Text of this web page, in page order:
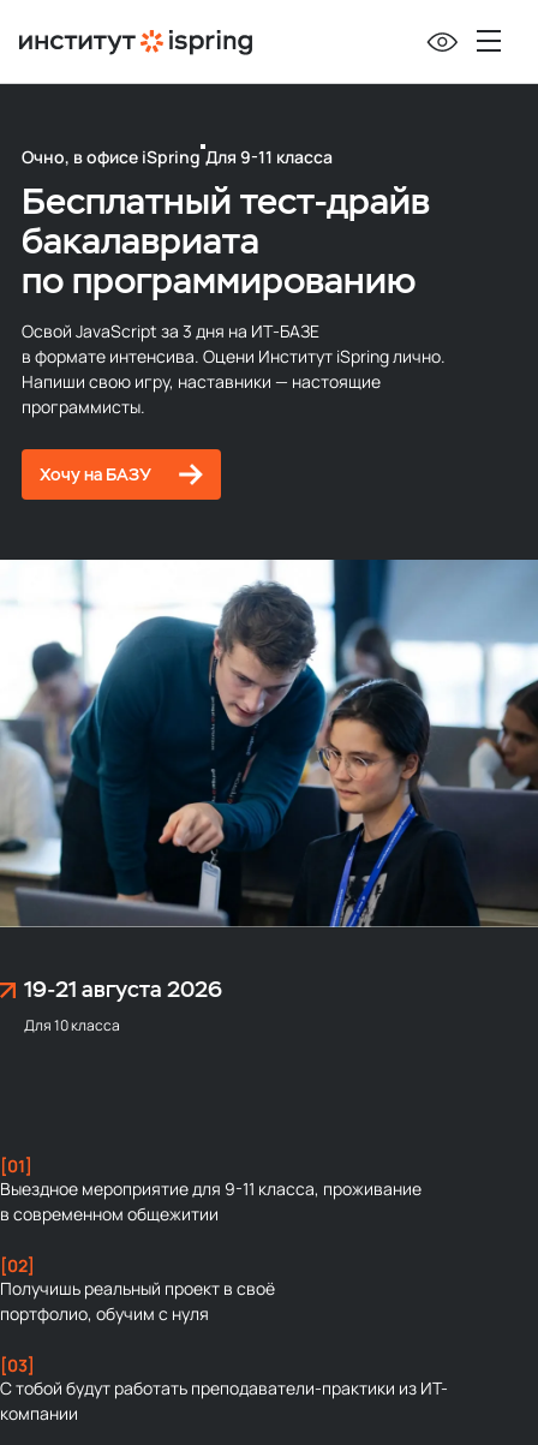
Очно, в офисе iSpring Для 9-11 класса
Бесплатный тест‑драйв
бакалавриата
по программированию
Освой JavaScript за 3 дня на ИТ‑БАЗЕ
в формате интенсива. Оцени Институт iSpring лично.
Напиши свою игру, наставники — настоящие
программисты.
Хочу на БАЗУ
19-21 августа 2026
Для 10 класса
[01]
Выездное мероприятие для 9-11 класса, проживание
в современном общежитии
[02]
Получишь реальный проект в своё
портфолио, обучим с нуля
[03]
С тобой будут работать преподаватели-практики из ИТ-
компании